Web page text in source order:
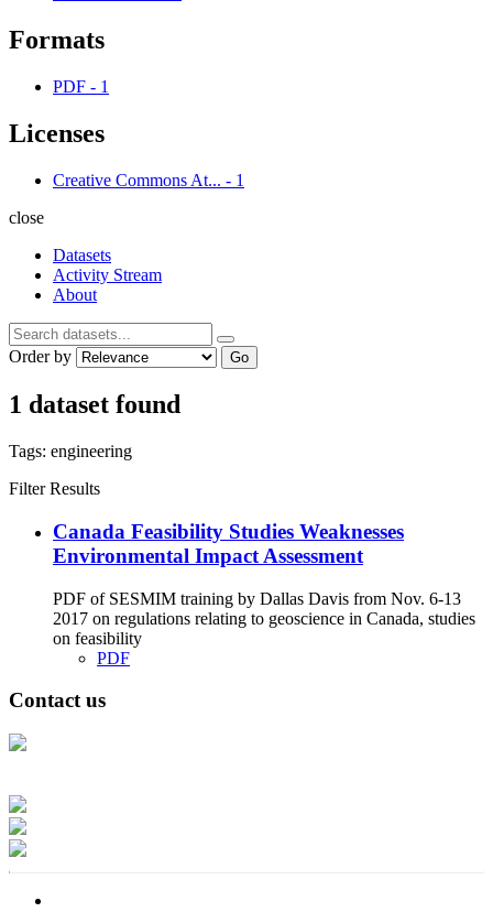
Formats
PDF - 1
Licenses
Creative Commons At... - 1
close
Datasets
Activity Stream
About
Order by Go
1 dataset found
Tags: engineering
Filter Results
Canada Feasibility Studies Weaknesses
Environmental Impact Assessment
PDF of SESMIM training by Dallas Davis from Nov. 6-13
2017 on regulations relating to geoscience in Canada, studies
on feasibility
PDF
Contact us